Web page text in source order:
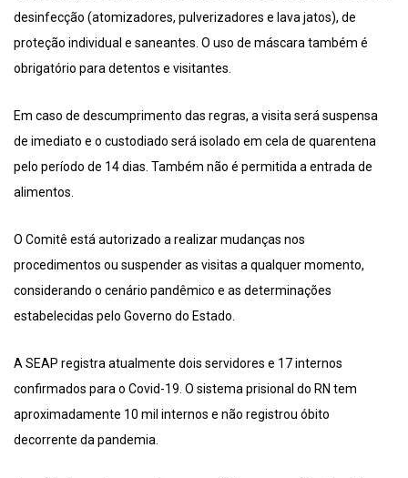
desinfecção (atomizadores, pulverizadores e lava jatos), de
proteção individual e saneantes. O uso de máscara também é
obrigatório para detentos e visitantes.
Em caso de descumprimento das regras, a visita será suspensa
de imediato e o custodiado será isolado em cela de quarentena
pelo período de 14 dias. Também não é permitida a entrada de
alimentos.
O Comitê está autorizado a realizar mudanças nos
procedimentos ou suspender as visitas a qualquer momento,
considerando o cenário pandêmico e as determinações
estabelecidas pelo Governo do Estado.
A SEAP registra atualmente dois servidores e 17 internos
confirmados para o Covid-19. O sistema prisional do RN tem
aproximadamente 10 mil internos e não registrou óbito
decorrente da pandemia.